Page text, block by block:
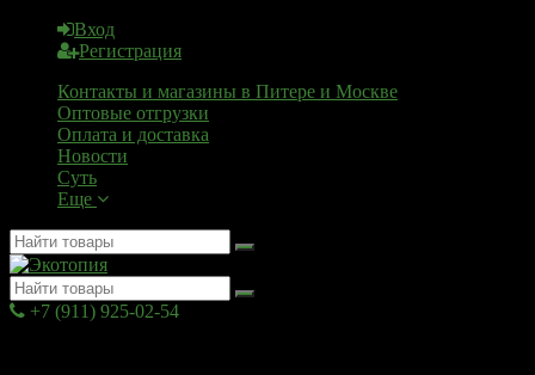
Вход
Регистрация
Контакты и магазины в Питере и Москве
Оптовые отгрузки
Оплата и доставка
Новости
Суть
Еще
+7 (911) 925-02-54